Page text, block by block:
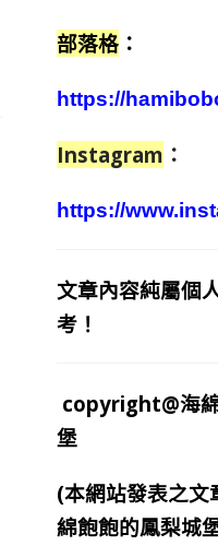
部落格 ：
https://
Instagram ：
https://
文章內容純屬個
考！
copyright@海
堡
(本網站發表之文
綿飽飽的鳳梨城